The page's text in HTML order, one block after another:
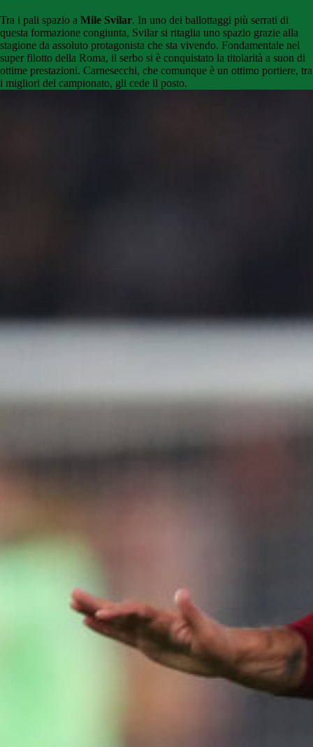
Tra i pali spazio a Mile Svilar. In uno dei ballottaggi più serrati di
questa formazione congiunta, Svilar si ritaglia uno spazio grazie alla
stagione da assoluto protagonista che sta vivendo. Fondamentale nel
super filotto della Roma, il serbo si è conquistato la titolarità a suon di
ottime prestazioni. Carnesecchi, che comunque è un ottimo portiere, tra
i migliori del campionato, gli cede il posto.